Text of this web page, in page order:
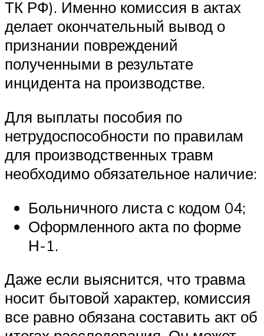
ТК РФ). Именно комиссия в актах
делает окончательный вывод о
признании повреждений
полученными в результате
инцидента на производстве.
Для выплаты пособия по
нетрудоспособности по правилам
для производственных травм
необходимо обязательное наличие:
Больничного листа с кодом 04;
Оформленного акта по форме
Н-1.
Даже если выяснится, что травма
носит бытовой характер, комиссия
все равно обязана составить акт об